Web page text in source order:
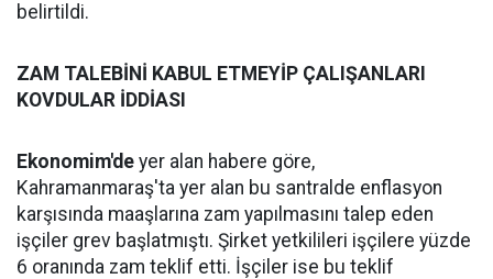
belirtildi.
ZAM TALEBİNİ KABUL ETMEYİP ÇALIŞANLARI
KOVDULAR İDDİASI
Ekonomim'de yer alan habere göre,
Kahramanmaraş'ta yer alan bu santralde enflasyon
karşısında maaşlarına zam yapılmasını talep eden
işçiler grev başlatmıştı. Şirket yetkilileri işçilere yüzde
6 oranında zam teklif etti. İşçiler ise bu teklif